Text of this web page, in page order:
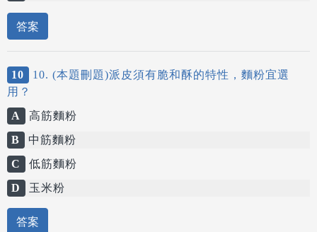
答案
10
10. (本題刪題)派皮須有脆和酥的特性，麵粉宜選
用？
A
高筋麵粉
B
中筋麵粉
C
低筋麵粉
D
玉米粉
答案